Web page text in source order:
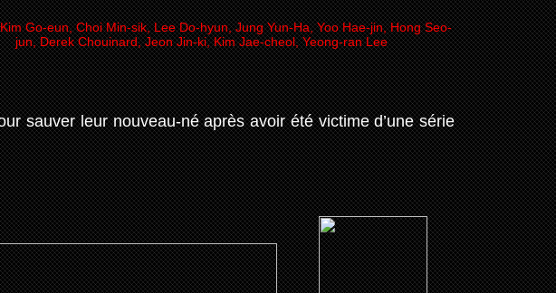
Kim Go-eun, Choi Min-sik, Lee Do-hyun, Jung Yun-Ha, Yoo Hae-jin, Hong Seo-
jun, Derek Chouinard, Jeon Jin-ki, Kim Jae-cheol, Yeong-ran Lee
sauver leur nouveau-né après avoir été victime d’une série